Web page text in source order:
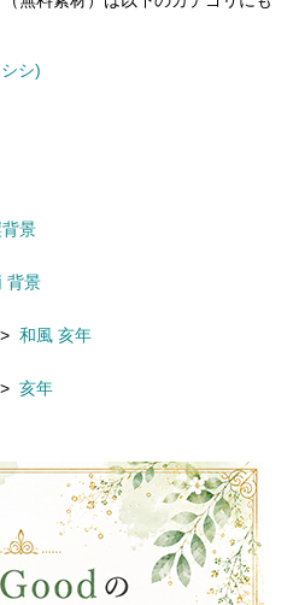
シ)
景
背景
> 和風 亥年
> 亥年